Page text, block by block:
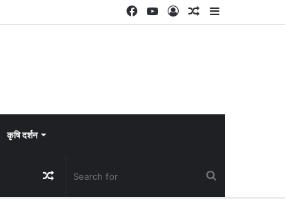
Sidebar
Random
Log
YouTube
Facebook
कृषि दर्शन
Random